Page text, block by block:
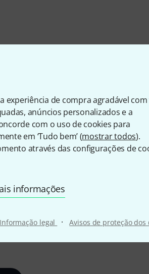
experiência de compra agradável
anúncios personalizados e a
com o uso de cookies para
em ‘Tudo bem’ (mostrar todos).
através das configurações de
informações
Informação legal · Avisos de proteção dos